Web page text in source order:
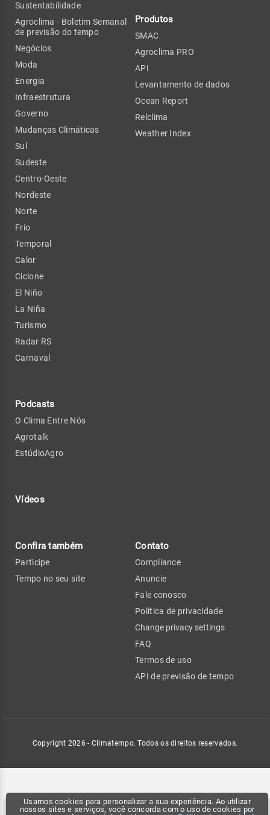
Usamos cookies para personalizar a sua experiência. Ao utilizar
nossos sites e serviços, você concorda com o uso de cookies por
Sustentabilidade
Agroclima - Boletim Semanal
de previsão do tempo
Negócios
Moda
Energia
Infraestrutura
Governo
Mudanças Climáticas
Sul
Sudeste
Centro-Oeste
Nordeste
Norte
Frio
Temporal
Calor
Ciclone
El Niño
La Niña
Turismo
Radar RS
Carnaval
Podcasts
O Clima Entre Nós
Agrotalk
EstúdioAgro
Vídeos
Produtos
SMAC
Agroclima PRO
API
Levantamento de dados
Ocean Report
Relclima
Weather Index
Confira também
Participe
Tempo no seu site
Contato
Compliance
Anuncie
Fale conosco
Política de privacidade
Change privacy settings
FAQ
Termos de uso
API de previsão de tempo
Copyright 2026 - Climatempo. Todos os direitos reservados.